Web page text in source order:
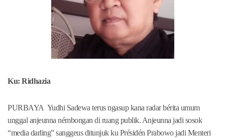
Ku: Ridhazia
PURBAYA Yudhi Sadewa terus ngasup kana radar bérita umum
unggal anjeunna némbongan di ruang publik. Anjeunna jadi sosok
“media darling” sanggeus ditunjuk ku Présidén Prabowo jadi Menteri